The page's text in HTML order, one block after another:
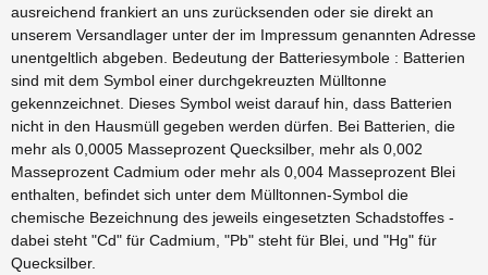
ausreichend frankiert an uns zurücksenden oder sie direkt an
unserem Versandlager unter der im Impressum genannten Adresse
unentgeltlich abgeben. Bedeutung der Batteriesymbole : Batterien
sind mit dem Symbol einer durchgekreuzten Mülltonne
gekennzeichnet. Dieses Symbol weist darauf hin, dass Batterien
nicht in den Hausmüll gegeben werden dürfen. Bei Batterien, die
mehr als 0,0005 Masseprozent Quecksilber, mehr als 0,002
Masseprozent Cadmium oder mehr als 0,004 Masseprozent Blei
enthalten, befindet sich unter dem Mülltonnen-Symbol die
chemische Bezeichnung des jeweils eingesetzten Schadstoffes -
dabei steht "Cd" für Cadmium, "Pb" steht für Blei, und "Hg" für
Quecksilber.